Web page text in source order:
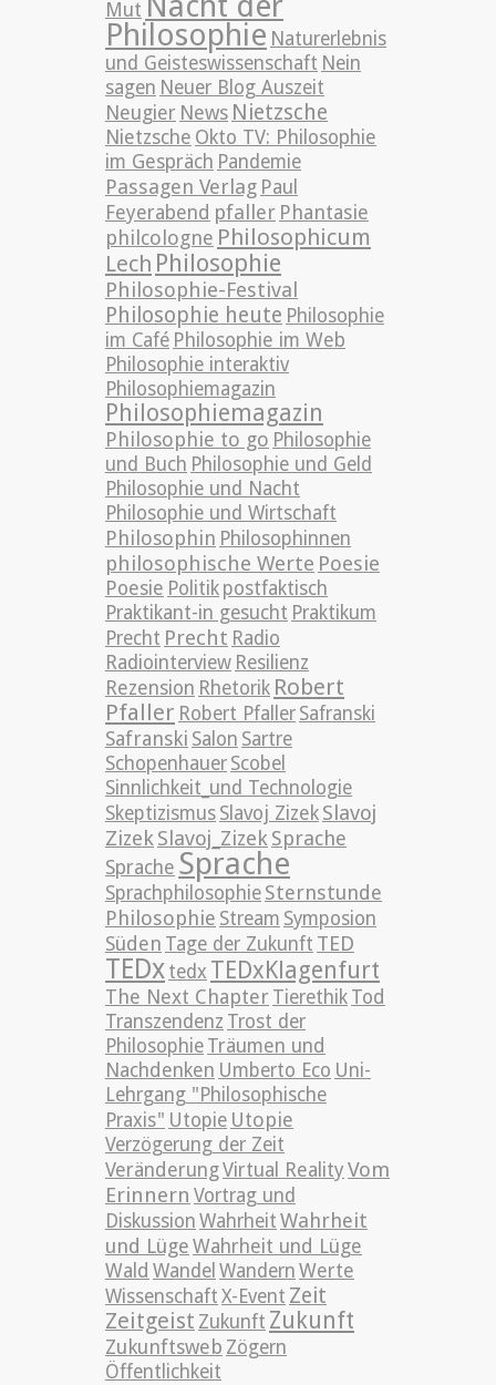
Mut
Philosophie Naturerlebnis
und Geisteswissenschaft Nein
sagen Neuer Blog Auszeit
Neugier News Nietzsche
Nietzsche Okto TV: Philosophie
im Gespräch Pandemie
Passagen Verlag Paul
Feyerabend pfaller Phantasie
philcologne Philosophicum
Lech Philosophie
Philosophie-Festival
Philosophie heute Philosophie
im Café Philosophie im Web
Philosophie interaktiv
Philosophiemagazin
Philosophiemagazin
Philosophie to go Philosophie
und Buch Philosophie und Geld
Philosophie und Nacht
Philosophie und Wirtschaft
Philosophin Philosophinnen
philosophische Werte Poesie
Poesie Politik postfaktisch
Praktikant-in gesucht Praktikum
Precht Precht Radio
Radiointerview Resilienz
Rezension Rhetorik Robert
Pfaller Robert Pfaller Safranski
Safranski Salon Sartre
Schopenhauer Scobel
Sinnlichkeit_und Technologie
Skeptizismus Slavoj Zizek Slavoj
ZizekSlavoj_Zizek Sprache
Sprache Sprache
Sprachphilosophie Sternstunde
Philosophie Stream Symposion
Süden Tage der Zukunft TED
TEDx tedx TEDxKlagenfurt
The Next Chapter Tierethik Tod
Transzendenz Trost der
Philosophie Träumen und
Nachdenken Umberto Eco Uni-
Lehrgang "Philosophische
Praxis" Utopie Utopie
Verzögerung der Zeit
VeränderungVirtual Reality Vom
Erinnern Vortrag und
Diskussion Wahrheit Wahrheit
und Lüge Wahrheit und Lüge
Wald Wandel Wandern Werte
Wissenschaft X-Event Zeit
Zeitgeist Zukunft Zukunft
Zukunftsweb Zögern
Öffentlichkeit